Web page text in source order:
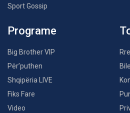
Sport Gossip
Programe
Big Brother VIP
Për’puthen
Shqipëria LIVE
Fiks Fare
Video